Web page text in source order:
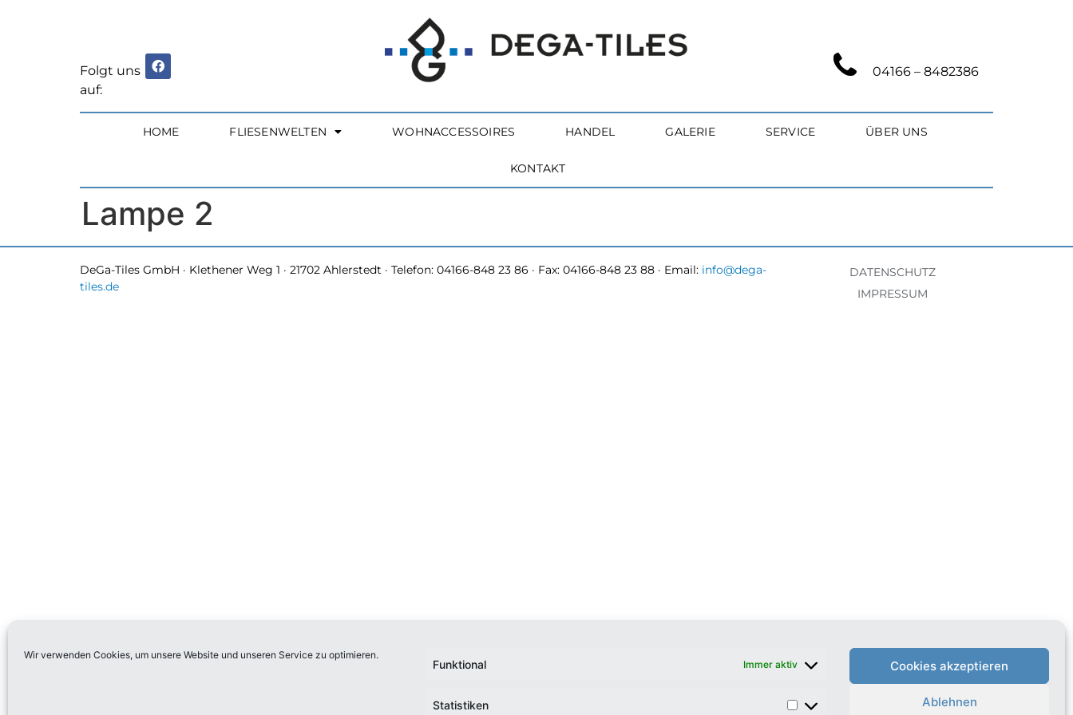
Wir verwenden Cookies, um unsere Website und unseren Service zu optimieren.
Funktional Immer aktiv
Statistiken
Cookies akzeptieren
Ablehnen
Folgt uns
auf:
04166 – 8482386
HOME FLIESENWELTEN WOHNACCESSOIRES HANDEL GALERIE SERVICE ÜBER UNS
KONTAKT
Lampe 2
DeGa-Tiles GmbH · Klethener Weg 1 · 21702 Ahlerstedt · Telefon: 04166-848 23 86 · Fax: 04166-848 23 88 · Email: info@dega-
tiles.de
DATENSCHUTZ
IMPRESSUM